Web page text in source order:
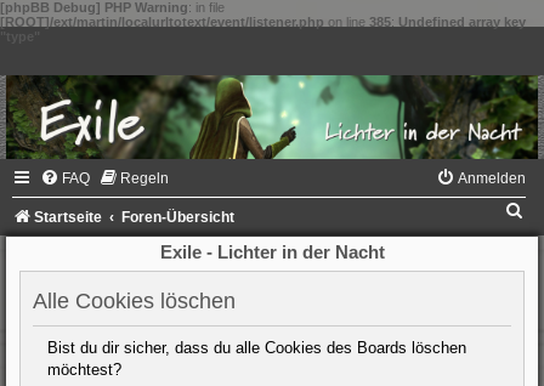
[phpBB Debug] PHP Warning: in file
[ROOT]/ext/martin/localurltotext/event/listener.php on line 385: Undefined array key
FAQ Regeln Anmelden
Startseite Foren-Übersicht
Exile - Lichter in der Nacht
Alle Cookies löschen
Bist du dir sicher, dass du alle Cookies des Boards löschen
möchtest?